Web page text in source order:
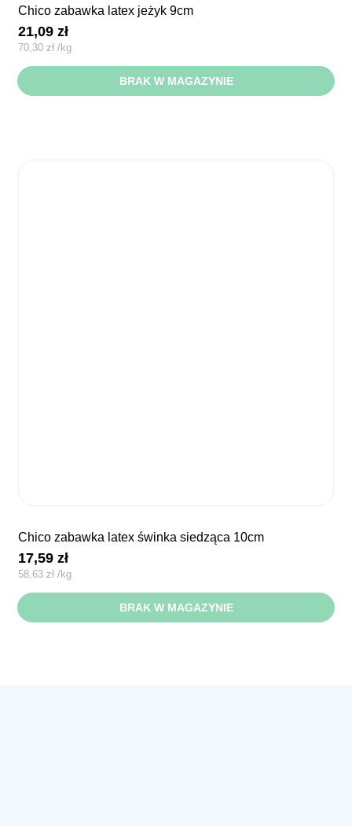
chico zabawka latex jeżyk 9cm
21,09zł
70,30 zł /kg
BRAK W MAGAZYNIE
chico zabawka latex świnka siedząca 10cm
17,59zł
58,63zł /kg
BRAK W MAGAZYNIE